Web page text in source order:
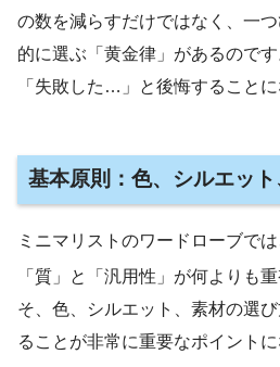
の数を減らすだけではなく、一
的に選ぶ「黄金律」があるのです
「失敗した…」と後悔することに
基本原則：色、シルエッ
ミニマリストのワードローブで
「質」と「汎用性」が何よりも
そ、色、シルエット、素材の選
ることが非常に重要なポイントに